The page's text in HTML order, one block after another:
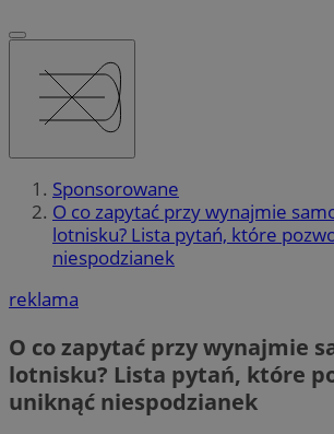
Sponsorowane
O co zapytać przy wynajmie
lotnisku? Lista pytań, które
niespodzianek
reklama
O co zapytać przy wynajmie
lotnisku? Lista pytań, które
uniknąć niespodzianek